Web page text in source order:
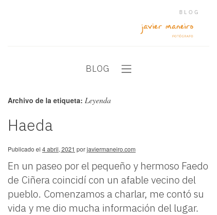
BLOG
BLOG
Archivo de la etiqueta: Leyenda
Haeda
Publicado el 4 abril, 2021 porjaviermaneiro.com
En un paseo por el pequeño y hermoso Faedo
de Ciñera coincidí con un afable vecino del
pueblo. Comenzamos a charlar, me contó su
vida y me dio mucha información del lugar.